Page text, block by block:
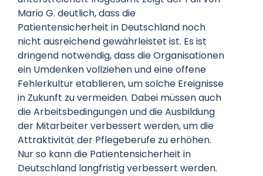
Mario G. deutlich, dass die
Patientensicherheit in Deutschland noch
nicht ausreichend gewährleistet ist. Es ist
dringend notwendig, dass die Organisationen
ein Umdenken vollziehen und eine offene
Fehlerkultur etablieren, um solche Ereignisse
in Zukunft zu vermeiden. Dabei müssen auch
die Arbeitsbedingungen und die Ausbildung
der Mitarbeiter verbessert werden, um die
Attraktivität der Pflegeberufe zu erhöhen.
Nur so kann die Patientensicherheit in
Deutschland langfristig verbessert werden.